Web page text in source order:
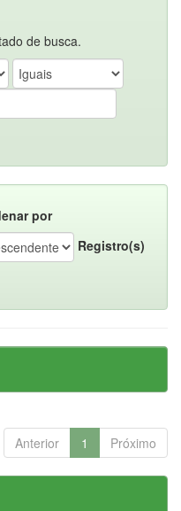
de busca.
por
Registro(s)
Anterior 1 Próximo